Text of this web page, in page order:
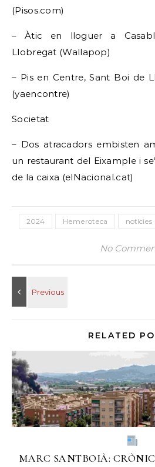
(Pisos.com)
– Àtic en lloguer a
Llobregat (Wallapop)
– Pis en Centre, Sant Boi de
(yaencontre)
Societat
– Dos atracadors embisten
un restaurant del Eixample i
de la caixa (elNacional.cat)
2024 Hemeroteca notícies
No
RELATED
MARC SANTBOIÀ: